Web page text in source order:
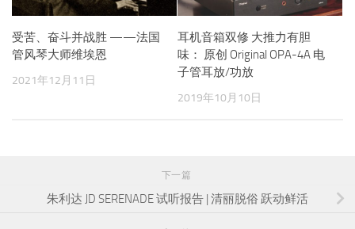
受苦、奋斗并战胜 ——法国
管风琴大师维埃恩
2021年12月11日
耳机音箱双修 大推力有胆
味： 原创 Original OPA-4A 电
子管耳放/功放
2019年10月10日
下一篇
朱利达 JD SERENADE 试听报告 | 清丽脱俗 跃动鲜活